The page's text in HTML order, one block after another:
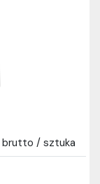
brutto / sztuka